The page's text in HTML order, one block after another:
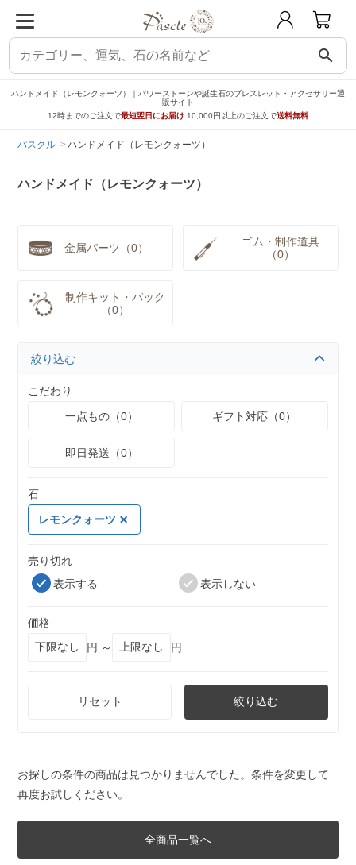
search
ハンドメイド（レモンクォーツ）｜パワーストーンや誕生石のブレスレット・アクセサリー通
販サイト
12時までのご注文で最短翌日にお届け 10,000円以上のご注文で送料無料
パスクル ハンドメイド（レモンクォーツ）
ハンドメイド（レモンクォーツ）
金属パーツ（0）
ゴム・制作道具
（0）
制作キット・パック
（0）
絞り込む
こだわり
一点もの（0）
ギフト対応（0）
即日発送（0）
石
レモンクォーツ
売り切れ
表示する
表示しない
価格
円 ～
円
リセット 絞り込む
お探しの条件の商品は見つかりませんでした。条件を変更して
再度お試しください。
全商品一覧へ